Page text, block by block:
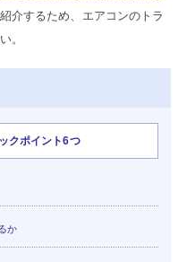
介するため、エアコンのトラ
。
クポイント6つ
か